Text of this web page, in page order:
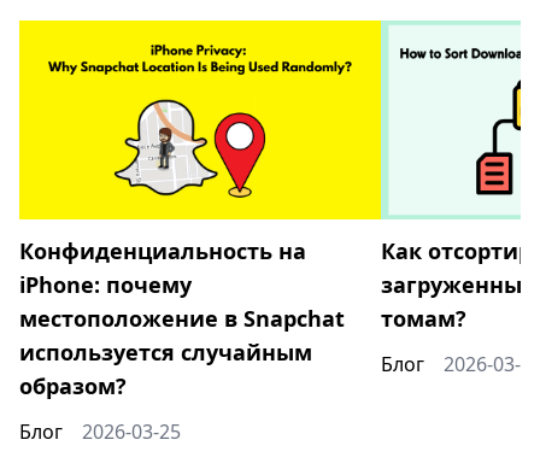
Конфиденциальность на
iPhone: почему
местоположение в Snapchat
используется случайным
образом?
Блог 2026-03-25
Как
томам?
Блог 2026-03-